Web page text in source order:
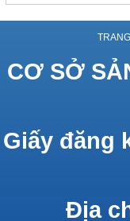
CƠ SỞ
Giấy đăng
Địa